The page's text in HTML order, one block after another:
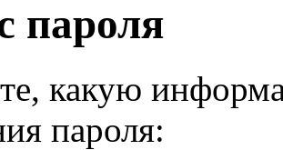
пароля
какую
пароля: